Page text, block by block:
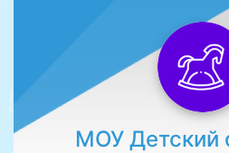
МОУ Детский